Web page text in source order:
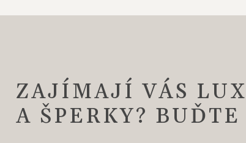
ZAJÍMAJÍ VÁS
A ŠPERKY?